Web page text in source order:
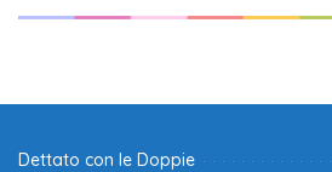
Dettato con le Doppie